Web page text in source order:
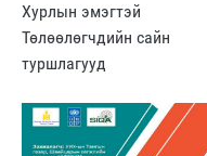
Хурлын эмэгтэй
Төлөөлөгчдийн сайн
туршлагууд